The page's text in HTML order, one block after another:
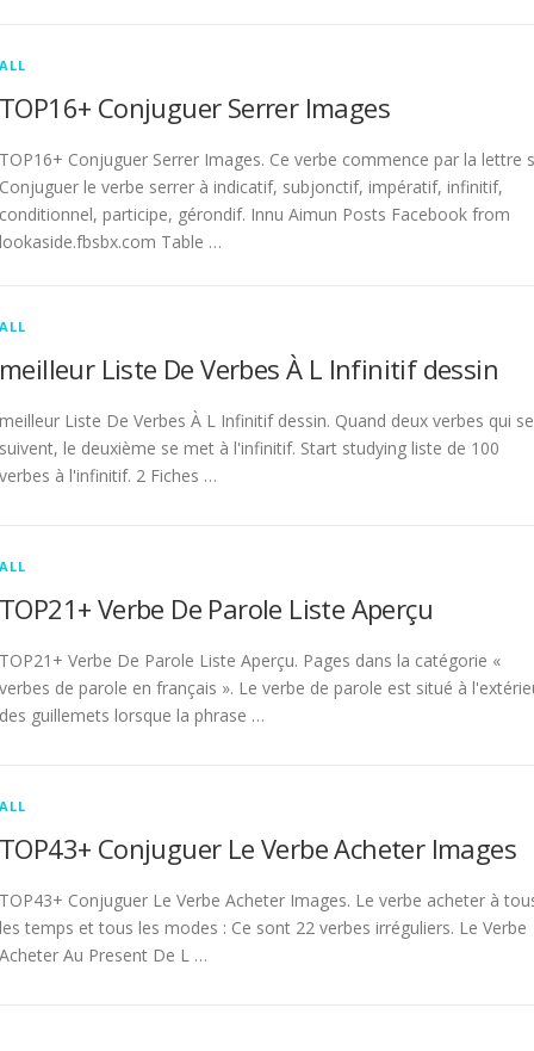
ALL
TOP16+ Conjuguer Serrer Images
TOP16+ Conjuguer Serrer Images. Ce verbe commence par la lettre
Conjuguer le verbe serrer à indicatif, subjonctif, impératif, infinitif,
conditionnel, participe, gérondif. Innu Aimun Posts Facebook from
lookaside.fbsbx.com Table …
ALL
meilleur Liste De Verbes À L Infinitif dessin
meilleur Liste De Verbes À L Infinitif dessin. Quand deux verbes qui se
suivent, le deuxième se met à l'infinitif. Start studying liste de 100
verbes à l'infinitif. 2 Fiches …
ALL
TOP21+ Verbe De Parole Liste Aperçu
TOP21+ Verbe De Parole Liste Aperçu. Pages dans la catégorie «
verbes de parole en français ». Le verbe de parole est situé à
des guillemets lorsque la phrase …
ALL
TOP43+ Conjuguer Le Verbe Acheter Images
TOP43+ Conjuguer Le Verbe Acheter Images. Le verbe acheter à
les temps et tous les modes : Ce sont 22 verbes irréguliers. Le Verbe
Acheter Au Present De L …